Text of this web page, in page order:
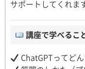
サポートしてくれま
講座で学べるこ
ChatGPTってど